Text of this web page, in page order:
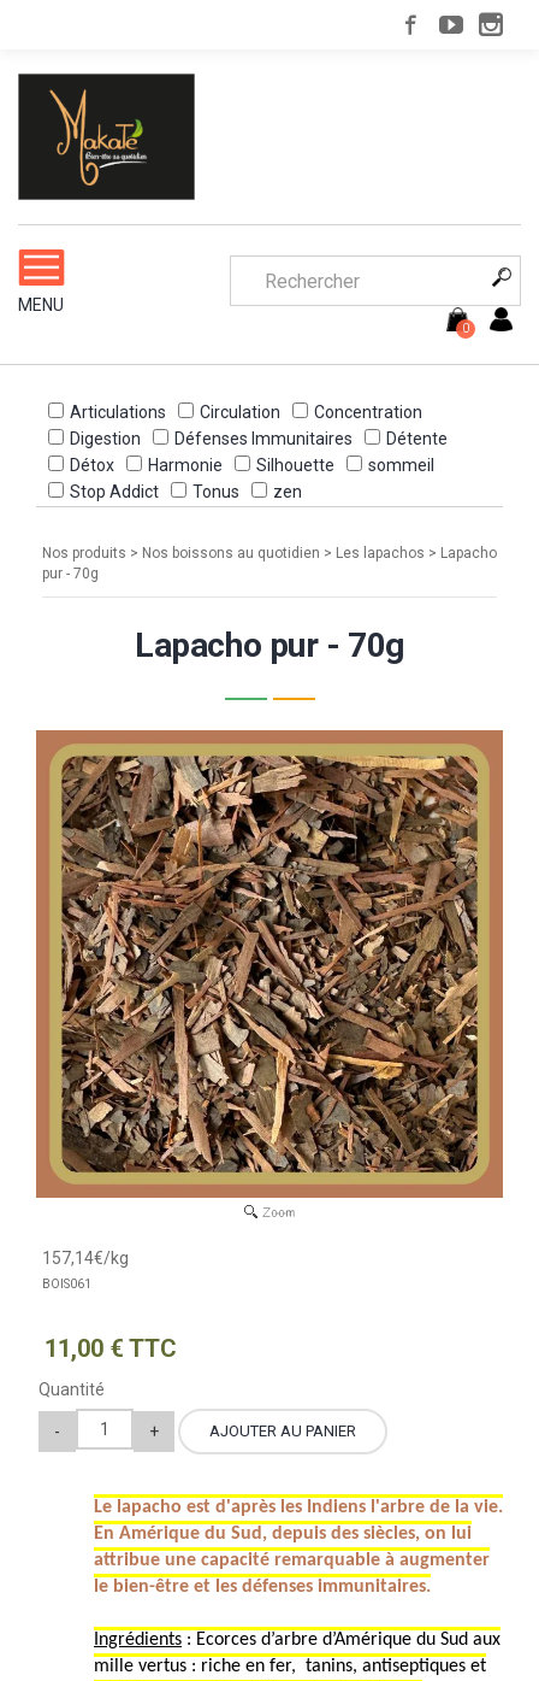
MENU
0
Articulations Circulation
Concentration
Digestion
Défenses Immunitaires
Détente
Détox
Harmonie Silhouette
sommeil
Stop Addict
Tonus zen
Nos produits > Nos boissons au quotidien > Les lapachos > Lapacho
pur - 70g
Lapacho pur - 70g
157,14€/kg
BOIS061
11,00 € TTC
Quantité
Le lapacho est d'après les Indiens l'arbre de la vie.
En Amérique du Sud, depuis des siècles, on lui
attribue une capacité remarquable à augmenter
le bien-être et les défenses immunitaires.
Ingrédients : Ecorces d’arbre d’Amérique du Sud aux
mille vertus : riche en fer, tanins, antiseptiques et